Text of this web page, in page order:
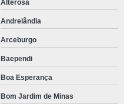
Alterosa
Andrelândia
Arceburgo
Baependi
Boa Esperança
Bom Jardim de Minas